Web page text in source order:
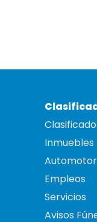
Inmuebles
Empleos
Servicios
Avisos